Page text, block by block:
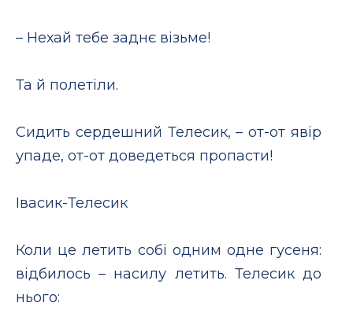
– Нехай тебе заднє візьме!
Та й полетіли.
Сидить сердешний Телесик, – от-от явір
упаде, от-от доведеться пропасти!
Iвасик-Телесик
Коли це летить собі одним одне гусеня:
відбилось – насилу летить. Телесик до
нього: